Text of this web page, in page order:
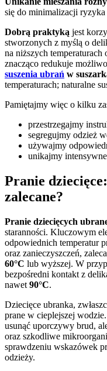
się do minimalizacji ryzyka
Dobrą praktyką jest
stworzonych z myślą o
na niższych temperaturach
znacząco redukuje
suszenia ubrań w
temperaturach; naturalne
Pamiętajmy więc o kilku
przestrzegajmy
segregujmy odzież
używajmy
unikajmy
Pranie
zalecane?
Pranie dziecięcych
staranności. Kluczowym
odpowiednich temperatur
oraz zanieczyszczeń,
60°C lub wyższej. W
bezpośredni kontakt z
nawet 90°C.
Dziecięce ubranka,
prane w cieplejszej
usunąć uporczywy brud,
oraz szkodliwe
sprawdzeniu wskazówek
odzieży.